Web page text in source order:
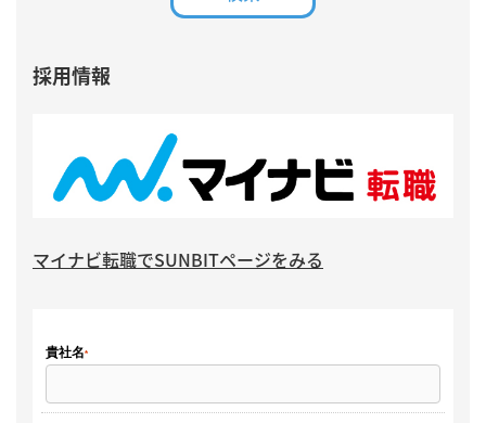
採用情報
マイナビ転職でSUNBITページをみる